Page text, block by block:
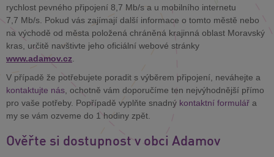
rychlost pevného připojení 8,7 Mb/s a u mobilního internetu
7,7 Mb/s. Pokud vás zajímají další informace o tomto městě nebo
na východě od města položená chráněná krajinná oblast Moravský
kras, určitě navštivte jeho oficiální webové stránky
www.adamov.cz
V případě že potřebujete poradit s výběrem připojení, neváhejte a
kontaktujte nás , ochotně vám doporučíme ten nejvýhodnější přímo
pro vaše potřeby. Popřípadě vyplňte snadný kontaktní formulář a
my se vám ozveme do 1 hodiny zpět.
Ověřte si dostupnost v obci Adamov